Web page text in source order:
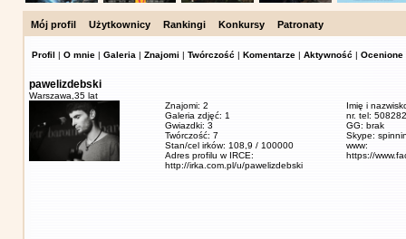
Mój profil Użytkownicy Rankingi Konkursy Patronaty
Profil | O mnie | Galeria | Znajomi | Twórczość | Komentarze | Aktywność | Ocenione
pawelizdebski
Warszawa, 35 lat
Znajomi: 2
Galeria zdjęć: 1
Gwiazdki: 3
Twórczość: 7
Stan/cel irków: 108,9 / 100000
Adres profilu w IRCE:
http://irka.com.pl/u/pawelizdebski
Imię i
nr. tel:
GG: brak
Skype:
www:
https://